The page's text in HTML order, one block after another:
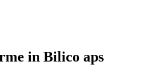
in Bilico aps